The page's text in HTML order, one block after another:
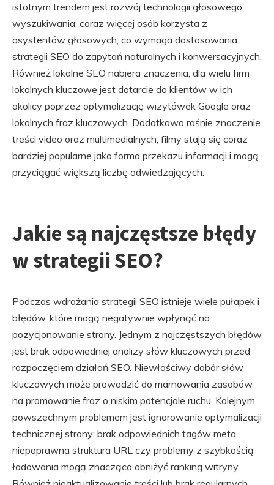
istotnym trendem jest rozwój technologii głosowego
wyszukiwania; coraz więcej osób korzysta z
asystentów głosowych, co wymaga dostosowania
strategii SEO do zapytań naturalnych i konwersacyjnych.
Również lokalne SEO nabiera znaczenia; dla wielu firm
lokalnych kluczowe jest dotarcie do klientów w ich
okolicy poprzez optymalizację wizytówek Google oraz
lokalnych fraz kluczowych. Dodatkowo rośnie znaczenie
treści video oraz multimedialnych; filmy stają się coraz
bardziej popularne jako forma przekazu informacji i mogą
przyciągać większą liczbę odwiedzających.
Jakie są najczęstsze błędy
w strategii SEO?
Podczas wdrażania strategii SEO istnieje wiele pułapek i
błędów, które mogą negatywnie wpłynąć na
pozycjonowanie strony. Jednym z najczęstszych błędów
jest brak odpowiedniej analizy słów kluczowych przed
rozpoczęciem działań SEO. Niewłaściwy dobór słów
kluczowych może prowadzić do marnowania zasobów
na promowanie fraz o niskim potencjale ruchu. Kolejnym
powszechnym problemem jest ignorowanie optymalizacji
technicznej strony; brak odpowiednich tagów meta,
niepoprawna struktura URL czy problemy z szybkością
ładowania mogą znacząco obniżyć ranking witryny.